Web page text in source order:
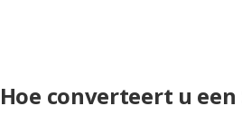
Hoe converteert u een